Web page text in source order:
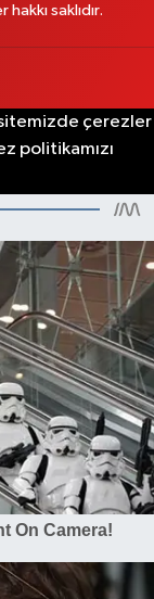
saklıdır.
çerezler
politikamızı